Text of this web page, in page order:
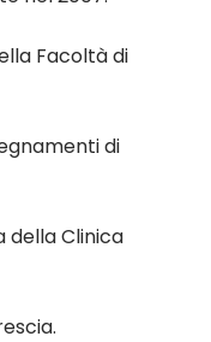
Facoltà di
di
della Clinica